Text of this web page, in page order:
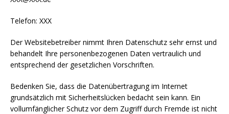
Telefon: XXX
Der Websitebetreiber nimmt Ihren Datenschutz sehr ernst und
behandelt Ihre personenbezogenen Daten vertraulich und
entsprechend der gesetzlichen Vorschriften.
Bedenken Sie, dass die Datenübertragung im Internet
grundsätzlich mit Sicherheitslücken bedacht sein kann. Ein
vollumfänglicher Schutz vor dem Zugriff durch Fremde ist nicht